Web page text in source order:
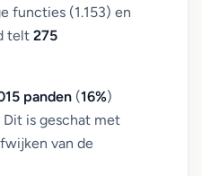
functies (1.153) en
telt 275
panden (16%)
Dit is geschat met
van de